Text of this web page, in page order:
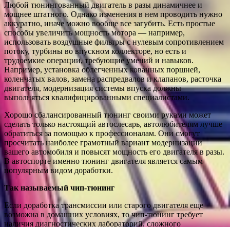
Любой тюнингованный двигатель в разы динамичнее и
мощнее штатного. Однако изменения в нем проводить нужно
аккуратно, иначе можно вообще все загубить. Есть простые
способы увеличить мощность мотора — например,
использовать воздушные фильтры с нулевым сопротивлением
потоку, турбины во впускном коллекторе, но есть и
трудоемкие операции, требующие умений и навыков.
Например, установка облегченных кованных поршней,
коленчатых валов, замена распредвалов и клапанов, расточка
двигателя, модернизация системы впуска должны
выполняться квалифицированными специалистами.
Хорошо сбалансированный тюнинг своими руками может
сделать только настоящий автослесарь, автолюбителям лучше
обратиться за помощью к профессионалам. Они смогут
просчитать наиболее грамотный вариант модернизации
вашего автомобиля и повысят мощность его двигателя в разы.
В автоспорте именно тюнинг двигателя является самым
популярным видом доработки.
Так называемый чип-тюнинг
Если доработка трансмиссии или старого двигателя еще
возможна в домашних условиях, то чип-тюнинг требует
наличия диагностических лабораторий, сложного